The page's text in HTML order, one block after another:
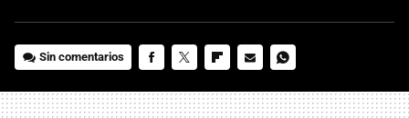
Sin comentarios
MAIL